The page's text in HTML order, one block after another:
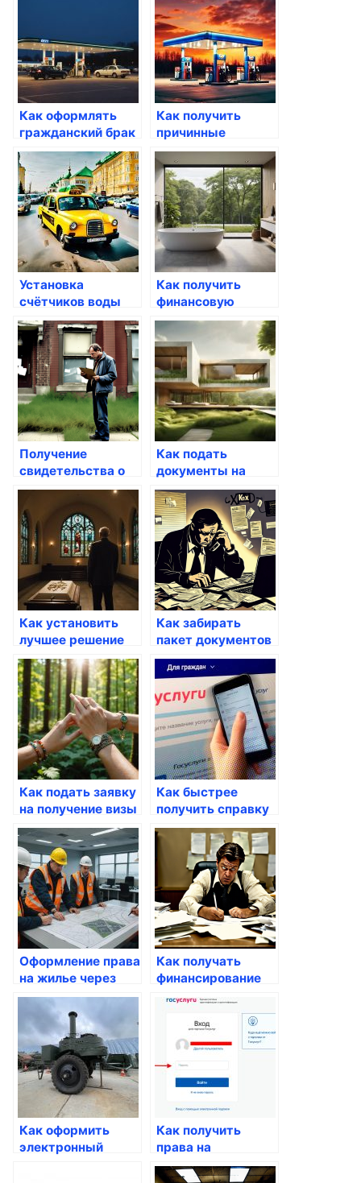
Как оформлять
гражданский брак
через Госуслуги
Как получить
причинные
документы через
Госуслуги
Установка
счётчиков воды
через Госуслуги
Как получить
финансовую
помощь для детей
через госуслуги
Получение
свидетельства о
рождении ребенка
Как подать
документы на
гражданство
через Госуслуги
Как установить
лучшее решение
для работы с
энергией через
госуслуги
Как забирать
пакет документов
через Госуслуги
Как подать заявку
на получение визы
через Госуслуги
Как быстрее
получить справку
о доме через
Госуслуги
Оформление права
на жилье через
Госуслуги
Как получать
финансирование
для авто через
Госуслуги
Как оформить
электронный
Как получить
права на
временное